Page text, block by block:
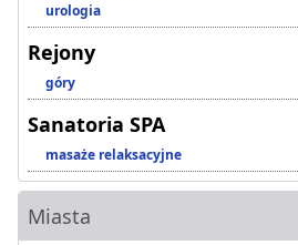
urologia
Rejony
góry
Sanatoria SPA
masaże relaksacyjne
Miasta